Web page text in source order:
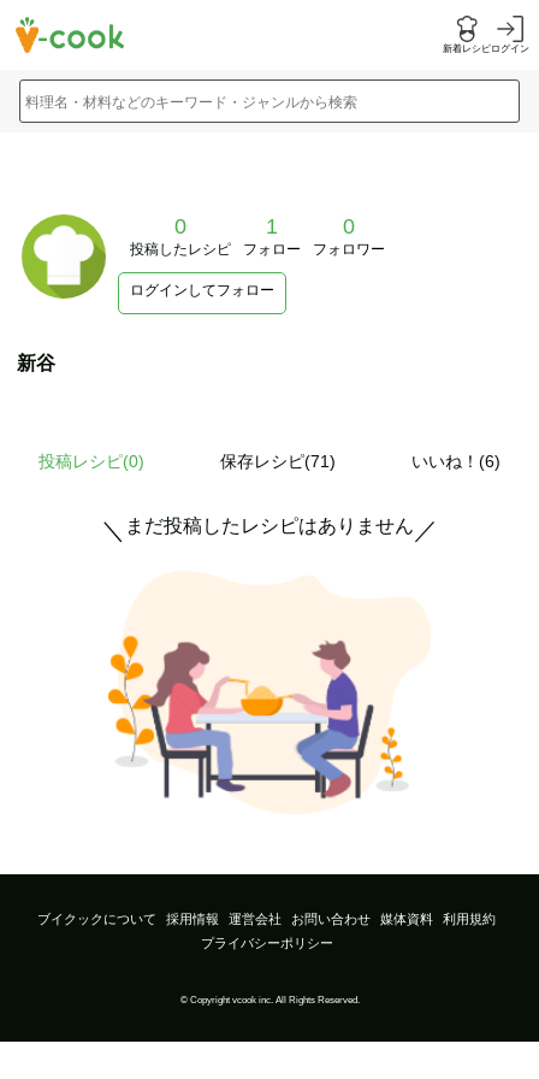
新着レシピログイン
料理名・材料などのキーワード・ジャンルから検索
0
投稿したレシピ
1
フォロー
0
フォロワー
ログインしてフォロー
新谷
投稿レシピ(0) 保存レシピ(71) いいね！(6)
＼ まだ投稿したレシピはありません ／
ブイクックについて 採用情報 運営会社 お問い合わせ 媒体資料
利用規約
プライバシーポリシー
© Copyright vcook inc. All Rights Reserved.